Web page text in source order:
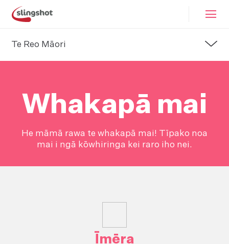
Te Reo Māori
Whakapā mai
He māmā rawa te whakapā mai! Tīpako noa
mai i ngā kōwhiringa kei raro iho nei.
Īmēra